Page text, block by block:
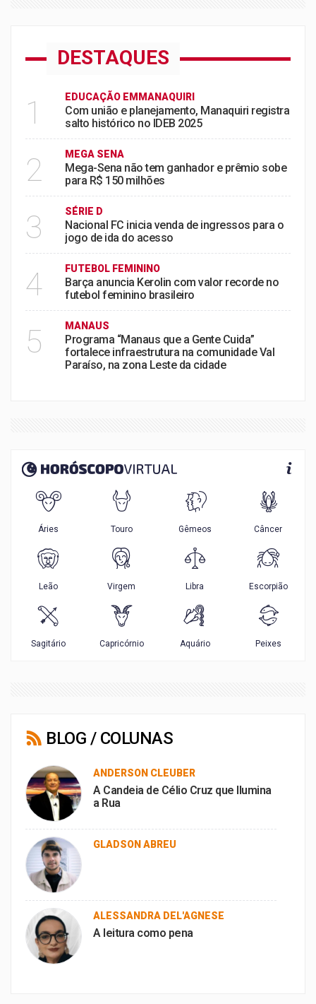
DESTAQUES
1 EDUCAÇÃO EMMANAQUIRI
Com união e planejamento, Manaquiri registra
salto histórico no IDEB 2025
2 MEGA SENA
Mega-Sena não tem ganhador e prêmio sobe
para R$ 150 milhões
3 SÉRIE D
Nacional FC inicia venda de ingressos para o
jogo de ida do acesso
4 FUTEBOL FEMININO
Barça anuncia Kerolin com valor recorde no
futebol feminino brasileiro
5 MANAUS
Programa “Manaus que a Gente Cuida”
fortalece infraestrutura na comunidade Val
Paraíso, na zona Leste da cidade
BLOG / COLUNAS
ANDERSON CLEUBER
A Candeia de Célio Cruz que Ilumina
a Rua
GLADSON ABREU
ALESSANDRA DEL'AGNESE
A leitura como pena